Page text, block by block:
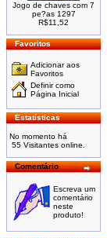
Jogo de chaves com 7
pe?as 1297
R$11,52
Favoritos
Adicionar aos
Favoritos
Definir como
Página Inicial
Estatísticas
No momento há
55 Visitantes online.
Comentário
Escreva um
comentário
neste
produto!